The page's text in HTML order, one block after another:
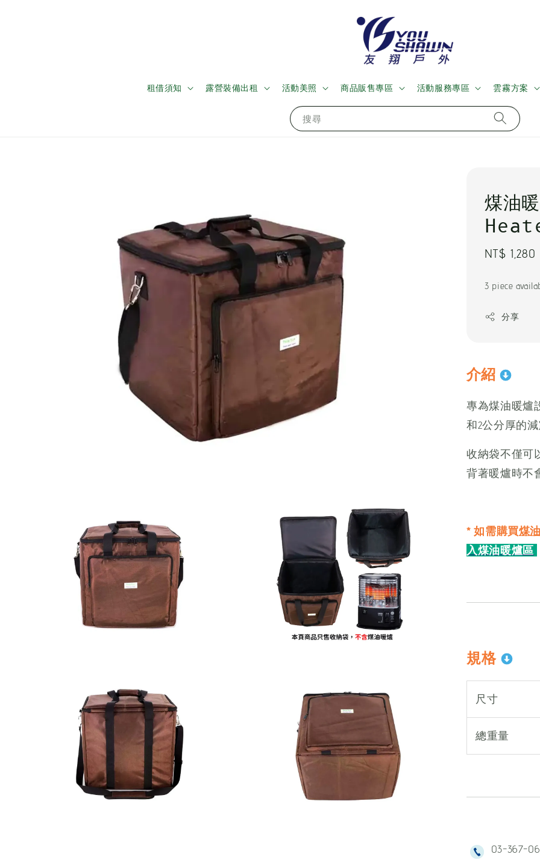
搜尋
租借須知 露營裝備出租 活動美照 商品販售專區 活動服務專區 雲霧方案
煤油
Regular
NT$ 1,280
3 piece
分享
介紹
專為煤油暖爐
和2公分厚的
收納袋不僅可
背著暖爐時不
* 如需購買煤
入煤油暖爐區
規格
尺寸
總重量
03-367-